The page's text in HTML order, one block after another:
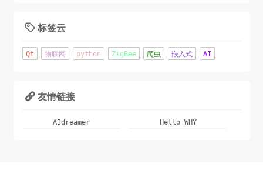
 标签云
Qt 物联网 python ZigBee 爬虫 嵌入式 AI
 友情链接
AIdreamer Hello WHY